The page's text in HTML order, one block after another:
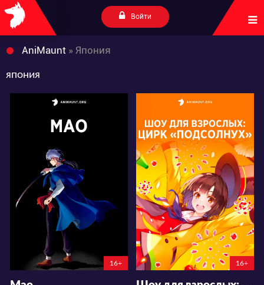
Войти
AniMaunt » Япония
япония
15892
104 53
7:0:41:50
16+
11535
24 10
7:5:34:50
16+